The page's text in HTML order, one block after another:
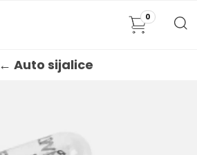
0
← Auto sijalice